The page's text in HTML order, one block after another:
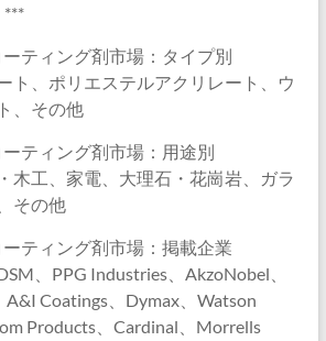
***
ーティング剤市場：タイプ別
ト、ポリエステルアクリレート、ウ
、その他
ーティング剤市場：用途別
木工、家電、大理石・花崗岩、ガラ
その他
ーティング剤市場：掲載企業
、PPG Industries、AkzoNobel、
Coatings、Dymax、Watson
Products、Cardinal、Morrells